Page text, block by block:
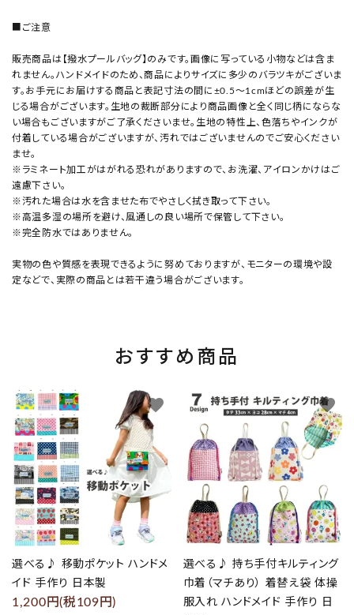
■ご注意
販売商品は【撥水プールバッグ】のみです。画像に写っている小物などは含ま
れません。ハンドメイドのため、商品によりサイズに多少のバラツキがございま
す。お手元にお届けする商品と表記寸法の間に±0.5～1cmほどの誤差が生
じる場合がございます。生地の裁断部分により商品画像と全く同じ柄にならな
い場合もございますがご了承くださいませ。生地の特性上、色落ちやインクが
付着している場合がございますが、汚れではございませんのでご安心ください
ませ。
※ラミネート加工がはがれる恐れがありますので、お洗濯、アイロンかけはご
遠慮下さい。
※汚れた場合は水を含ませた布でやさしく拭き取って下さい。
※高温多湿の場所を避け、風通しの良い場所で保管して下さい。
※完全防水ではありません。
実物の色や質感を表現できるように努めておりますが、モニターの環境や設
定などで、実際の商品とは若干違う場合がございます。
おすすめ商品
選べる♪ 移動ポケット ハンドメ
イド 手作り 日本製
1,200円(税109円)
favorite
選べる♪ 持ち手付キルティング
巾着（マチあり） 着替え袋 体操
服入れ ハンドメイド 手作り 日
favorite